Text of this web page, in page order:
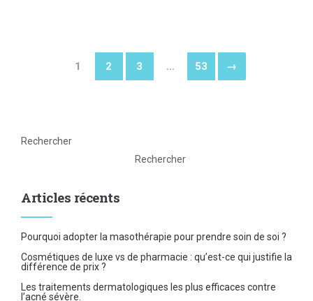
1 2 3 … 53 →
Rechercher
Rechercher
Articles récents
Pourquoi adopter la masothérapie pour prendre soin de soi ?
Cosmétiques de luxe vs de pharmacie : qu’est-ce qui justifie la
différence de prix ?
Les traitements dermatologiques les plus efficaces contre
l’acné sévère.